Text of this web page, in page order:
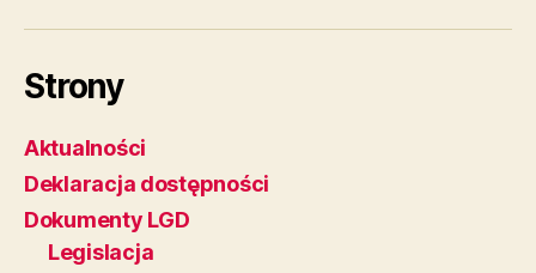
Strony
Aktualności
Deklaracja dostępności
Dokumenty LGD
Legislacja